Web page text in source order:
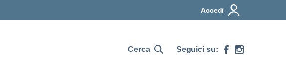
Accedi
Cerca Seguici su: